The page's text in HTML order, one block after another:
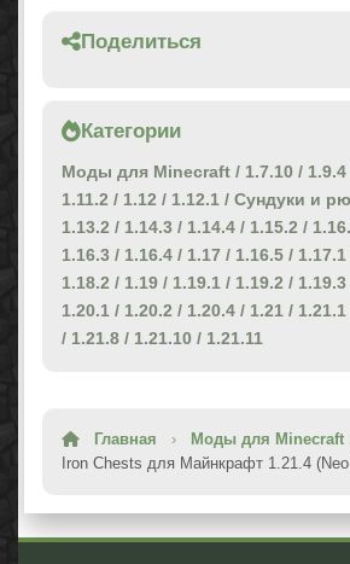
Поделиться
Категории
Моды для Minecraft / 1.7.10 / 1.9.4
1.11.2 / 1.12 / 1.12.1 / Сундуки и
1.13.2 / 1.14.3 / 1.14.4 / 1.15.2 /
1.16.3 / 1.16.4 / 1.17 / 1.16.5 / 1.17.1
1.18.2 / 1.19 / 1.19.1 / 1.19.2 / 1.19.3
1.20.1 / 1.20.2 / 1.20.4 / 1.21 / 1.21.1
/ 1.21.8 / 1.21.10 / 1.21.11
Главная › Моды для Minecraft
Iron Chests для Майнкрафт 1.21.4